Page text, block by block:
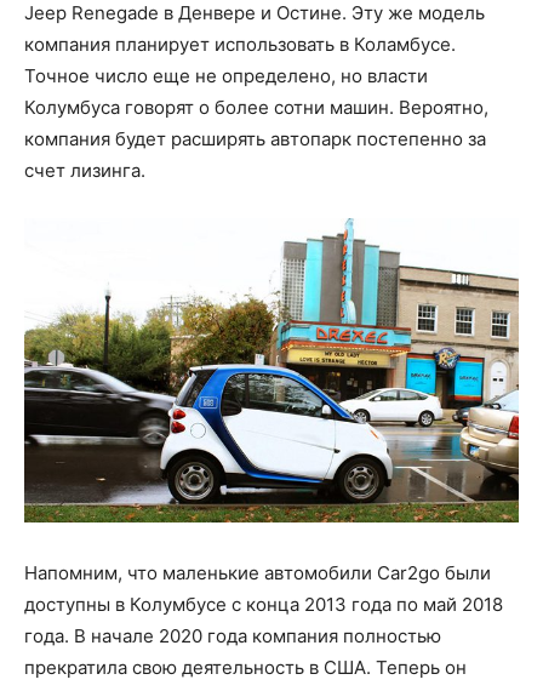
Jeep Renegade в Денвере и Остине. Эту же модель
компания планирует использовать в Коламбусе.
Точное число еще не определено, но власти
Колумбуса говорят о более сотни машин. Вероятно,
компания будет расширять автопарк постепенно за
счет лизинга.
Напомним, что маленькие автомобили Car2go были
доступны в Колумбусе с конца 2013 года по май 2018
года. В начале 2020 года компания полностью
прекратила свою деятельность в США. Теперь он